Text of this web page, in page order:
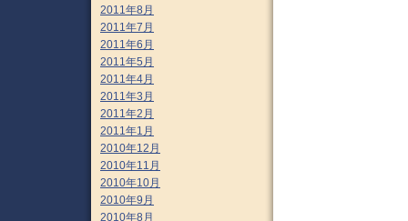
2011年8月
2011年7月
2011年6月
2011年5月
2011年4月
2011年3月
2011年2月
2011年1月
2010年12月
2010年11月
2010年10月
2010年9月
2010年8月